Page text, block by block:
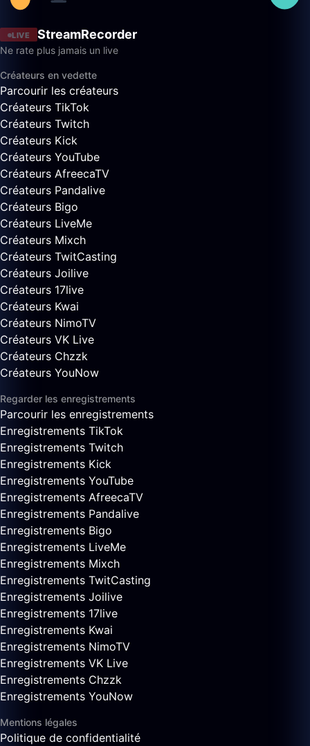
LIVE StreamRecorder
Ne rate plus jamais un live
Créateurs en vedette
Parcourir les créateurs
Créateurs TikTok
Créateurs Twitch
Créateurs Kick
Créateurs YouTube
Créateurs AfreecaTV
Créateurs Pandalive
Créateurs Bigo
Créateurs LiveMe
Créateurs Mixch
Créateurs TwitCasting
Créateurs Joilive
Créateurs 17live
Créateurs Kwai
Créateurs NimoTV
Créateurs VK Live
Créateurs Chzzk
Créateurs YouNow
Regarder les enregistrements
Parcourir les enregistrements
Enregistrements TikTok
Enregistrements Twitch
Enregistrements Kick
Enregistrements YouTube
Enregistrements AfreecaTV
Enregistrements Pandalive
Enregistrements Bigo
Enregistrements LiveMe
Enregistrements Mixch
Enregistrements TwitCasting
Enregistrements Joilive
Enregistrements 17live
Enregistrements Kwai
Enregistrements NimoTV
Enregistrements VK Live
Enregistrements Chzzk
Enregistrements YouNow
Mentions légales
Politique de confidentialité